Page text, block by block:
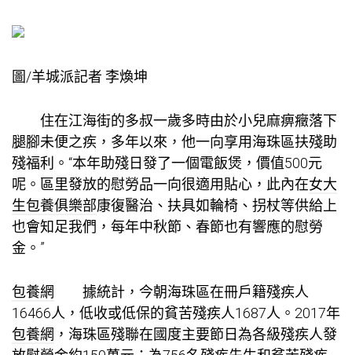
圖/羊城派記者 李煥坤
住在江海街的多叔一歲多時由於小兒麻痹癥落下
腿腳未便之疾，多年以來，他一向享用海珠區扶殘助
殘福利。“本年助殘日發了一個電飯煲，價值500元
呢。區里發放的慰勞品一向很適用貼心，此內在女大
生包養俱樂部康復醫治、扶具如輪椅、拐杖等供給上
也會知足我們，每年中秋節、春節也有響應的慰勞
金。”
包養網 據統計，今朝海珠區在冊戶籍殘疾人
16466人，低收或低保的貧苦殘疾人1687人。2017年
包養網 ，海珠區殘聯在國度主要節日為各級殘疾人發